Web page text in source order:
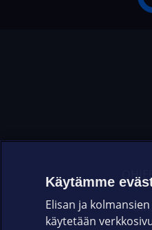
Käytämme
Elisan ja
käytetään